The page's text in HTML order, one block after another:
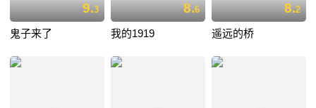
9.3
鬼子来了
8.6
我的1919
8.2
遥远的桥